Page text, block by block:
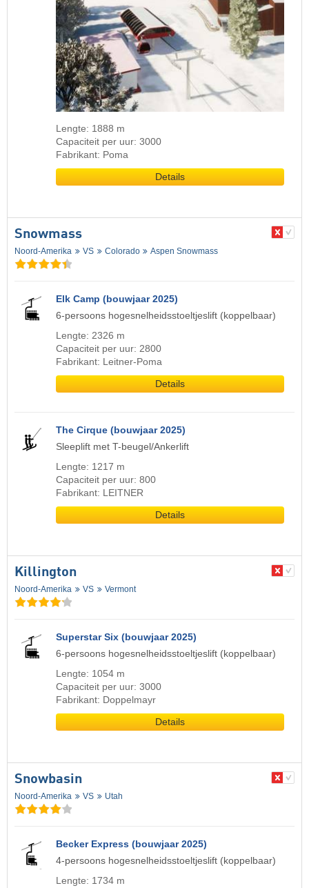
Lengte: 1888 m
Capaciteit per uur: 3000
Fabrikant: Poma
Details
Snowmass
Noord-Amerika VS Colorado Aspen Snowmass
Elk Camp (bouwjaar 2025)
6-persoons hogesnelheidsstoeltjeslift (koppelbaar)
Lengte: 2326 m
Capaciteit per uur: 2800
Fabrikant: Leitner-Poma
Details
The Cirque (bouwjaar 2025)
Sleeplift met T-beugel/Ankerlift
Lengte: 1217 m
Capaciteit per uur: 800
Fabrikant: LEITNER
Details
Killington
Noord-Amerika VS Vermont
Superstar Six (bouwjaar 2025)
6-persoons hogesnelheidsstoeltjeslift (koppelbaar)
Lengte: 1054 m
Capaciteit per uur: 3000
Fabrikant: Doppelmayr
Details
Snowbasin
Noord-Amerika VS Utah
Becker Express (bouwjaar 2025)
4-persoons hogesnelheidsstoeltjeslift (koppelbaar)
Lengte: 1734 m